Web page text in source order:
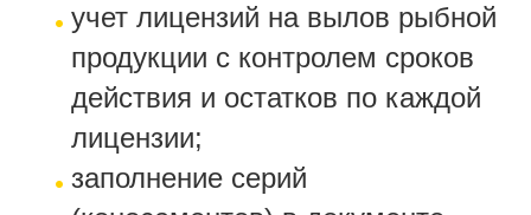
учет лицензий на вылов рыбной
продукции с контролем сроков
действия и остатков по каждой
лицензии;
заполнение серий